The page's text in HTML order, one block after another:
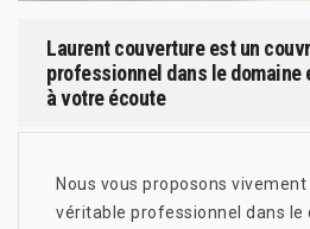
Laurent couverture est un
professionnel dans le domaine
à votre écoute
Nous vous proposons
véritable professionnel dans le